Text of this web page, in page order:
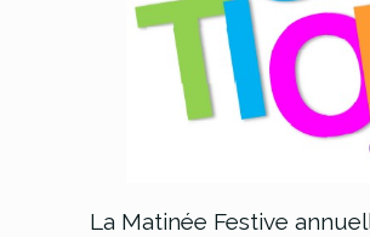
La Matinée Festive